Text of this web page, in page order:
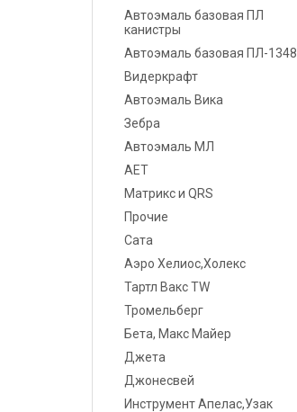
Полировальные системы
Антикоррозионные
Герметики, Клеи
Растворители
Ремонт пластика
Средства индивидуальной
защиты (СИЗ)
Автоэмаль базовая ПЛ
канистры
Автоэмаль базовая ПЛ-1348
Видеркрафт
Автоэмаль Вика
Зебра
Автоэмаль МЛ
АЕТ
Матрикс и QRS
Прочие
Сата
Аэро Хелиос,Холекс
Тартл Вакс TW
Тромельберг
Бета, Макс Майер
Джета
Джонесвей
Инструмент Апелас,Узак